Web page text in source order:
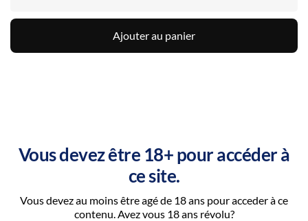
Vous devez être 18+ pour accéder à
ce site.
Vous devez au moins être agé de 18 ans pour acceder à ce
contenu. Avez vous 18 ans révolu?
Ajouter au panier
DÉTAILS DU PRODUIT